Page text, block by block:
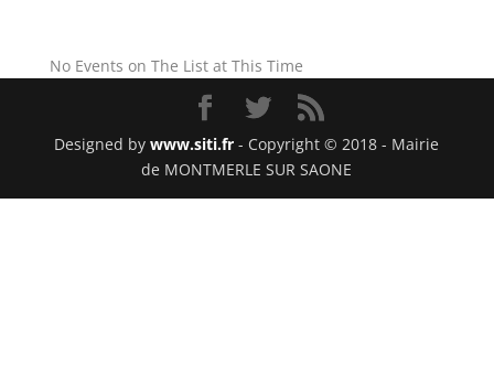
No Events on The List at This Time
Designed bywww.siti.fr - Copyright © 2018 - Mairie
de MONTMERLE SUR SAONE